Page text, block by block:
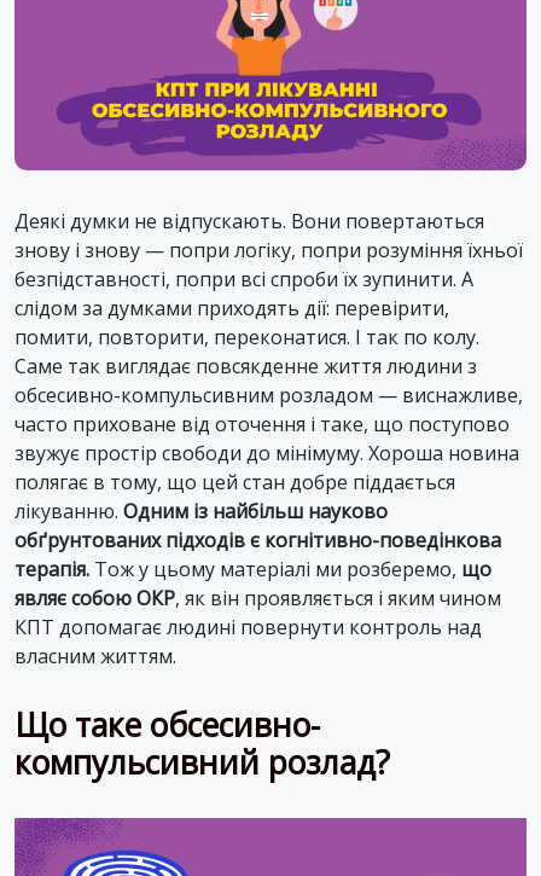
Деякі думки не відпускають. Вони повертаються
знову і знову — попри логіку, попри розуміння їхньої
безпідставності, попри всі спроби їх зупинити. А
слідом за думками приходять дії: перевірити,
помити, повторити, переконатися. І так по колу.
Саме так виглядає повсякденне життя людини з
обсесивно-компульсивним розладом — виснажливе,
часто приховане від оточення і таке, що поступово
звужує простір свободи до мінімуму. Хороша новина
полягає в тому, що цей стан добре піддається
лікуванню. Одним із найбільш науково
обґрунтованих підходів є когнітивно-поведінкова
терапія. Тож у цьому матеріалі ми розберемо, що
являє собою ОКР, як він проявляється і яким чином
КПТ допомагає людині повернути контроль над
власним життям.
Що таке обсесивно-
компульсивний розлад?